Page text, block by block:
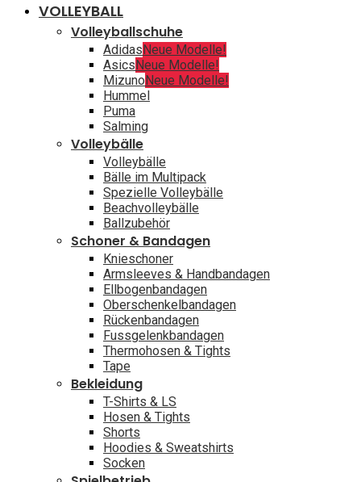
VOLLEYBALL
Volleyballschuhe
AdidasNeue Modelle!
AsicsNeue Modelle!
MizunoNeue Modelle!
Hummel
Puma
Salming
Volleybälle
Volleybälle
Bälle im Multipack
Spezielle Volleybälle
Beachvolleybälle
Ballzubehör
Schoner & Bandagen
Knieschoner
Armsleeves & Handbandagen
Ellbogenbandagen
Oberschenkelbandagen
Rückenbandagen
Fussgelenkbandagen
Thermohosen & Tights
Tape
Bekleidung
T-Shirts & LS
Hosen & Tights
Shorts
Hoodies & Sweatshirts
Socken